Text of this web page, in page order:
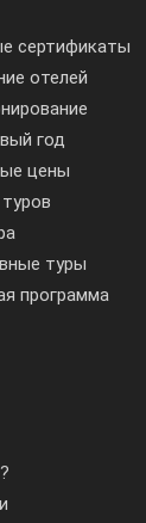
сертификаты
отелей
год
цены
туры
программа